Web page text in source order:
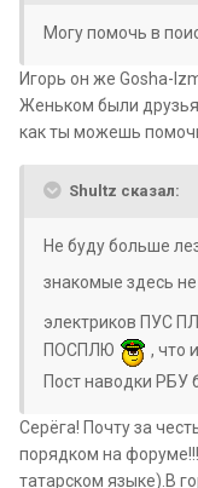
Могу помочь в
Игорь он же Gosha-
Женьком были
как ты можешь
Shultz сказал:
Не буду больше
знакомые здесь не
электриков ПУС
ПОСПЛЮ
, что
Пост наводки РБУ
Серёга! Почту за
порядком на
татарском языке).В